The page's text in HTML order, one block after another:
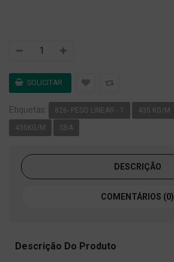
Etiquetas: 826- PESO LINEAR - 1 435 KG/M
435KG/M SBA
DESCRIÇÃO
COMENTÁRIOS (0)
Descrição Do Produto